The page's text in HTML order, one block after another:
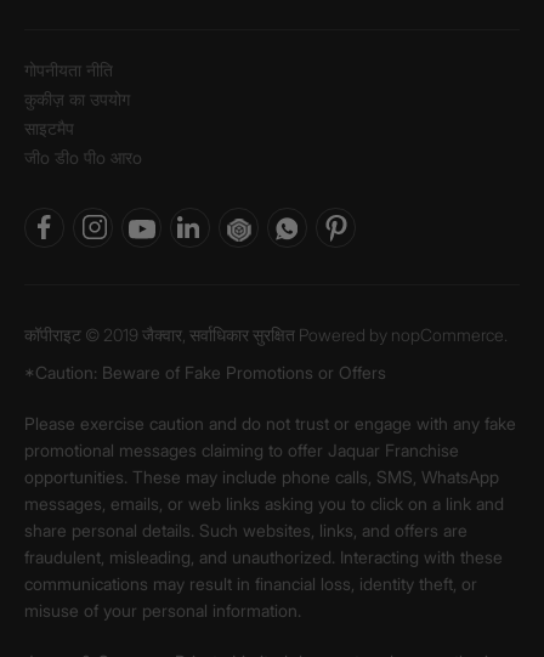
गोपनीयता नीति
कुकीज़ का उपयोग
साइटमैप
जीo डीo पीo आरo
कॉपीराइट © 2019 जैक्वार, सर्वाधिकार सुरक्षित Powered by nopCommerce.
*Caution: Beware of Fake Promotions or Offers
Please exercise caution and do not trust or engage with any fake
promotional messages claiming to offer Jaquar Franchise
opportunities. These may include phone calls, SMS, WhatsApp
messages, emails, or web links asking you to click on a link and
share personal details. Such websites, links, and offers are
fraudulent, misleading, and unauthorized. Interacting with these
communications may result in financial loss, identity theft, or
misuse of your personal information.